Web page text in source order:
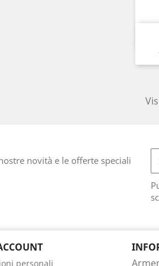
novità e le offerte speciali
personali